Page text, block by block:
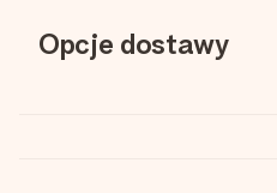
Opcje dostawy